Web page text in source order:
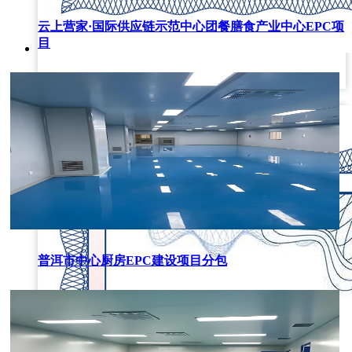
云上营家·国际供应链示范中心团餐膳食产业中心EPC项
目
普洱市中心厨房EPC建设项目分包